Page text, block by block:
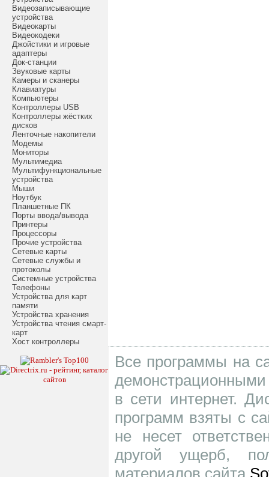
Видеозаписывающие
устройства
Видеокарты
Видеокодеки
Джойстики и игровые
адаптеры
Док-станции
Звуковые карты
Камеры и сканеры
Клавиатуры
Компьютеры
Контроллеры USB
Контроллеры жёстких
дисков
Ленточные накопители
Модемы
Мониторы
Мультимедиа
Мультифункциональные
устройства
Мыши
Ноутбук
Планшетные ПК
Порты ввода/вывода
Принтеры
Процессоры
Прочие устройства
Сетевые карты
Сетевые службы и
протоколы
Системные устройства
Телефоны
Устройства для карт
памяти
Устройства хранения
Устройства чтения смарт-
карт
Хост контроллеры
Все программы на
в сети интернет.
программ взяты с
не несет
другой ущерб,
материалов сайта